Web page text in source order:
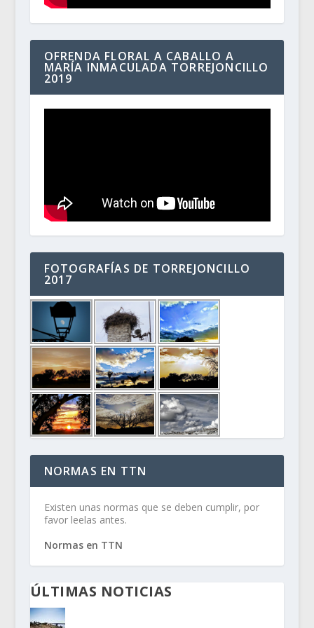
OFRENDA FLORAL A CABALLO A
MARÍA INMACULADA TORREJONCILLO
2019
FOTOGRAFÍAS DE TORREJONCILLO
2017
NORMAS EN TTN
Existen unas normas que se deben cumplir, por
favor leelas antes.
Normas en TTN
ÚLTIMAS NOTICIAS